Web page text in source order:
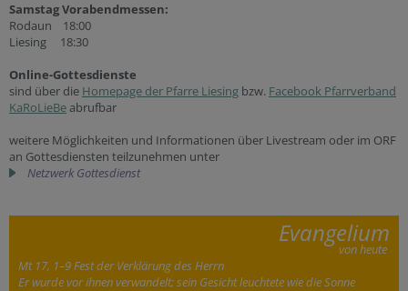
Samstag Vorabendmessen:
Rodaun 18:00
Liesing 18:30
Online-Gottesdienste
sind über die Homepage der Pfarre Liesing bzw. Facebook Pfarrverband
KaRoLieBeabrufbar
weitere Möglichkeiten und Informationen über Livestream oder im ORF
an Gottesdiensten teilzunehmen unter
Netzwerk Gottesdienst
Evangelium
von heute
Mt 17, 1–9 Fest der Verklärung des Herrn
Er wurde vor ihnen verwandelt; sein Gesicht leuchtete wie die Sonne